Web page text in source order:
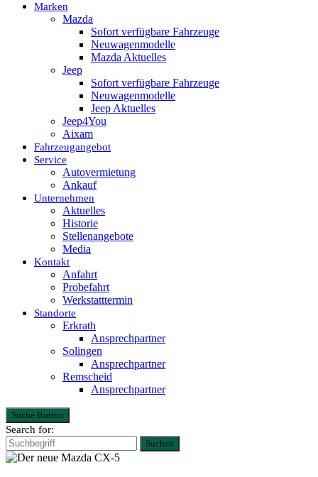
Marken
Mazda
Sofort verfügbare Fahrzeuge
Neuwagenmodelle
Mazda Aktuelles
Jeep
Sofort verfügbare Fahrzeuge
Neuwagenmodelle
Jeep Aktuelles
Jeep4You
Aixam
Fahrzeugangebot
Service
Autovermietung
Ankauf
Unternehmen
Aktuelles
Historie
Stellenangebote
Media
Kontakt
Anfahrt
Probefahrt
Werkstatttermin
Standorte
Erkrath
Ansprechpartner
Solingen
Ansprechpartner
Remscheid
Ansprechpartner
Suche Button
Search for:
Suchen